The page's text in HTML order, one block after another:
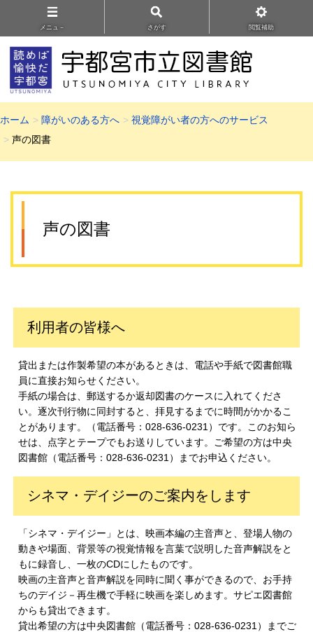
メニュ－ さがす 閲覧補助
ホーム 障がいのある方へ
視覚障がい者の方へのサービス
声の図書
声の図書
利用者の皆様へ
貸出または作製希望の本があるときは、電話や手紙で図書館職
員に直接お知らせください。
手紙の場合は、郵送するか返却図書のケースに入れてくださ
い。逐次刊行物に同封すると、拝見するまでに時間がかかるこ
とがあります。（電話番号：028-636-0231）です。このお知ら
せは、点字とテープでもお送りしています。ご希望の方は中央
図書館（電話番号：028-636-0231）までお申込ください。
シネマ・デイジーのご案内をします
「シネマ・デイジー」とは、映画本編の主音声と、登場人物の
動きや場面、背景等の視覚情報を言葉で説明した音声解説をと
もに録音し、一枚のCDにしたものです。
映画の主音声と音声解説を同時に聞く事ができるので、お手持
ちのデイジ－再生機で手軽に映画を楽しめます。サピエ図書館
からも貸出できます。
貸出希望の方は中央図書館（電話番号：028-636-0231）までご